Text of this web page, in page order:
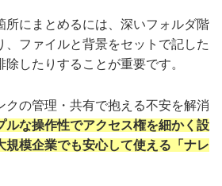
所にまとめるには、深いフォルダ階
、ファイルと背景をセットで記した
したりすることが重要です。
クの管理・共有で抱える不安を解消
ルな操作性でアクセス権を細かく設
規模企業でも安心して使える「ナレ